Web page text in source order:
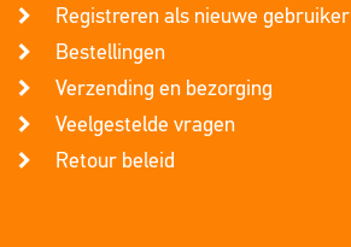
Registreren als nieuwe gebruiker
Bestellingen
Verzending en bezorging
Veelgestelde vragen
Retour beleid